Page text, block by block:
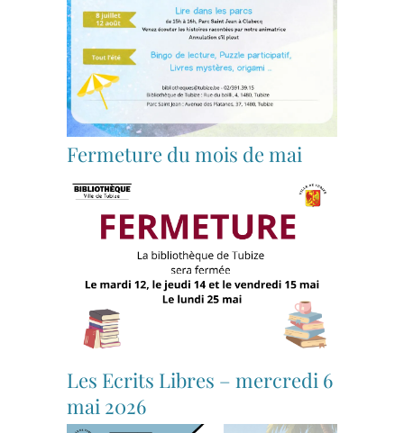
Fermeture du mois de mai
Les Ecrits Libres – mercredi 6
mai 2026